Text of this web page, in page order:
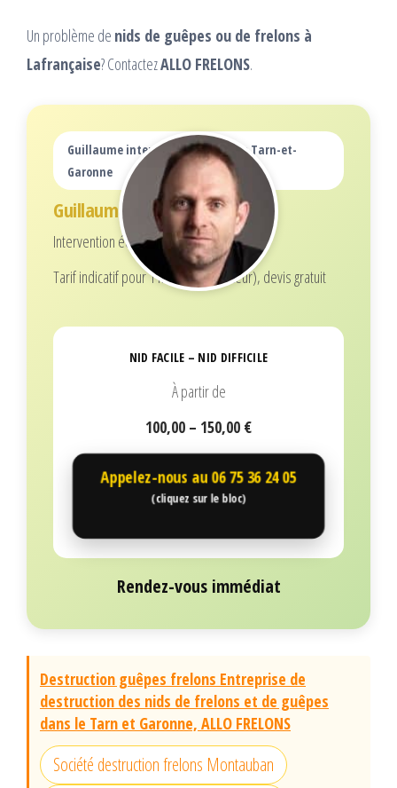
Un problème de nids de guêpes ou de frelons à
Lafrançaise? ContactezALLO FRELONS.
Guillaume intervient dans tout le Tarn-et-
Garonne
Guillaume
Intervention écoresponsable
Tarif indicatif pour 1 nid (selon hauteur), devis gratuit
NID FACILE – NID DIFFICILE
À partir de
100,00 – 150,00 €
Appelez-nous au06 75 36 24 05
(cliquez sur le bloc)
Rendez-vous immédiat
Destruction guêpes frelons Entreprise de
destruction des nids de frelons et de guêpes
dans le Tarn et Garonne, ALLO FRELONS
Société destruction frelons Montauban